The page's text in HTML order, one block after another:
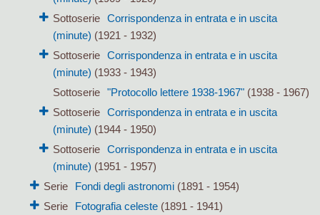
Sottoserie
Corrispondenza in entrata e in uscita
(minute) (1921 - 1932)
Sottoserie
Corrispondenza in entrata e in uscita
(minute) (1933 - 1943)
Sottoserie
"Protocollo lettere 1938-1967" (1938 - 1967)
Sottoserie
Corrispondenza in entrata e in uscita
(minute) (1944 - 1950)
Sottoserie
Corrispondenza in entrata e in uscita
(minute) (1951 - 1957)
Serie
Fondi degli astronomi(1891 - 1954)
Serie
Fotografia celeste(1891 - 1941)